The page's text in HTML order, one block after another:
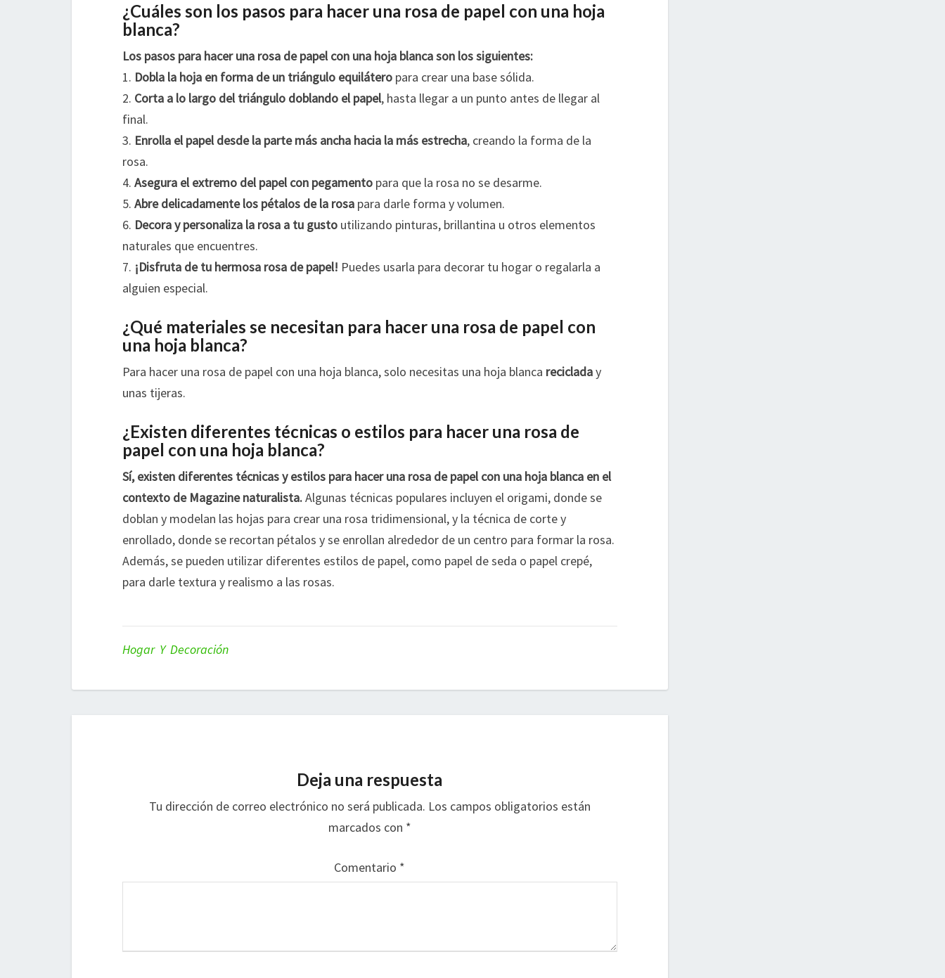
¿Cuáles son los pasos para hacer una rosa de papel con una hoja
blanca?
Los pasos para hacer una rosa de papel con una hoja blanca son los siguientes:
1. Dobla la hoja en forma de un triángulo equilátero para crear una base sólida.
2. Corta a lo largo del triángulo doblando el papel, hasta llegar a un punto antes de llegar al
final.
3. Enrolla el papel desde la parte más ancha hacia la más estrecha, creando la forma de la
rosa.
4. Asegura el extremo del papel con pegamento para que la rosa no se desarme.
5. Abre delicadamente los pétalos de la rosa para darle forma y volumen.
6. Decora y personaliza la rosa a tu gusto utilizando pinturas, brillantina u otros elementos
naturales que encuentres.
7. ¡Disfruta de tu hermosa rosa de papel! Puedes usarla para decorar tu hogar o regalarla a
alguien especial.
¿Qué materiales se necesitan para hacer una rosa de papel con
una hoja blanca?
Para hacer una rosa de papel con una hoja blanca, solo necesitas una hoja blanca recicladay
unas tijeras.
¿Existen diferentes técnicas o estilos para hacer una rosa de
papel con una hoja blanca?
Sí, existen diferentes técnicas y estilos para hacer una rosa de papel con una hoja blanca en el
contexto de Magazine naturalista.Algunas técnicas populares incluyen el origami, donde se
doblan y modelan las hojas para crear una rosa tridimensional, y la técnica de corte y
enrollado, donde se recortan pétalos y se enrollan alrededor de un centro para formar la rosa.
Además, se pueden utilizar diferentes estilos de papel, como papel de seda o papel crepé,
para darle textura y realismo a las rosas.
Hogar Y Decoración
Deja una respuesta
Tu dirección de correo electrónico no será publicada. Los campos obligatorios están
marcados con *
Comentario *